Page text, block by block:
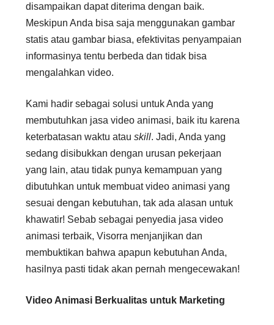
disampaikan dapat diterima dengan baik.
Meskipun Anda bisa saja menggunakan gambar
statis atau gambar biasa, efektivitas penyampaian
informasinya tentu berbeda dan tidak bisa
mengalahkan video.
Kami hadir sebagai solusi untuk Anda yang
membutuhkan jasa video animasi, baik itu karena
keterbatasan waktu atau skill. Jadi, Anda yang
sedang disibukkan dengan urusan pekerjaan
yang lain, atau tidak punya kemampuan yang
dibutuhkan untuk membuat video animasi yang
sesuai dengan kebutuhan, tak ada alasan untuk
khawatir! Sebab sebagai penyedia jasa video
animasi terbaik, Visorra menjanjikan dan
membuktikan bahwa apapun kebutuhan Anda,
hasilnya pasti tidak akan pernah mengecewakan!
Video Animasi Berkualitas untuk Marketing